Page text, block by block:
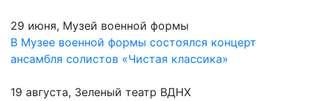
29 июня, Музей военной формы
В Музее военной формы состоялся концерт
ансамбля солистов «Чистая классика»
19 августа, Зеленый театр ВДНХ